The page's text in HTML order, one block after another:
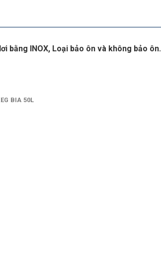
bằng INOX, Loại bảo ôn và không bảo ôn.
BIA 50L